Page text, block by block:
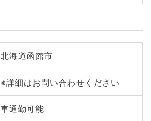
北海道函館市
※詳細はお問い合わせください
車通勤可能